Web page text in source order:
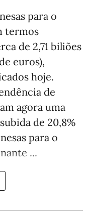
para o
termos
de 2,71 biliões
euros),
hoje.
de
agora uma
de 20,8%
para o
...